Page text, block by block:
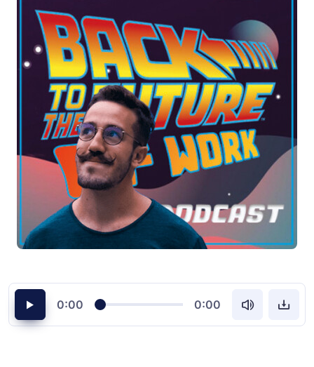
0:00 0:00